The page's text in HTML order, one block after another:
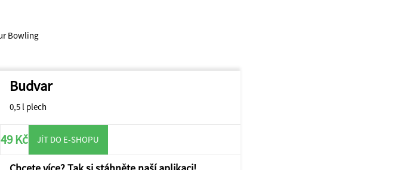
Budvar
0,5 l plech
49 Kč JÍT DO E-SHOPU